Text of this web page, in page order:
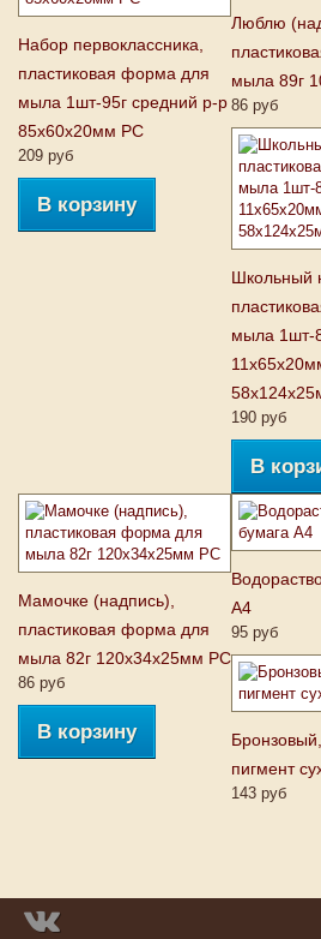
Набор первоклассника,
пластиковая форма для
мыла 1шт-95г средний р-р
85х60х20мм PC
209 руб
В корзину
Люблю
мыла 89г
86 руб
Школьный
мыла 1шт-
190 руб
В
Мамочке (надпись),
пластиковая форма для
мыла 82г 120х34х25мм PC
86 руб
В корзину
А4
95 руб
пигмент
143 руб